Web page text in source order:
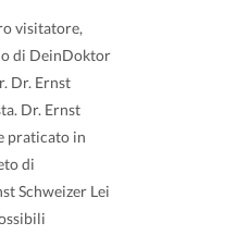
visitatore,
di DeinDoktor
Dr. Ernst
Dr. Ernst
praticato in
di
Schweizer Lei